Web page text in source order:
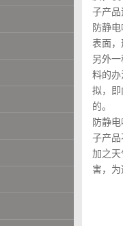
子产品
防静
表面，
另外
料的
拟，
的。
防静
子产品
加之
害，